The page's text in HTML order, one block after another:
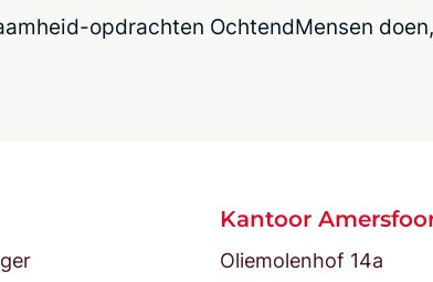
opdrachten OchtendMensen
Kantoor
Oliemolenhof 14a